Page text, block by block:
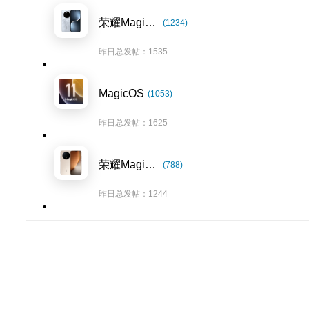
荣耀Magic7系列 (1234)
昨日总发帖：1535
MagicOS (1053)
昨日总发帖：1625
荣耀Magic8系列 (788)
昨日总发帖：1244